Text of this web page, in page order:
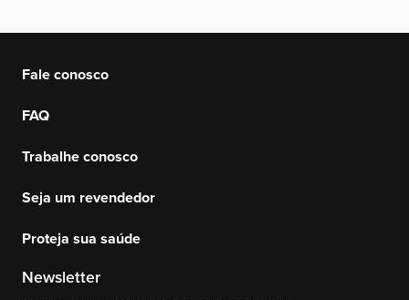
Fale conosco
FAQ
Trabalhe conosco
Seja um revendedor
Proteja sua saúde
Newsletter